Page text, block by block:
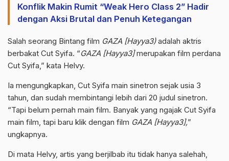
Konflik Makin Rumit “Weak Hero Class 2” Hadir
dengan Aksi Brutal dan Penuh Ketegangan
Salah seorang Bintang film GAZA [Hayya3)adalah aktris
berbakat Cut Syifa. “GAZA [Hayya3]merupakan film perdana
Cut Syifa,” kata Helvy.
Ia mengungkapkan, Cut Syifa main sinetron sejak usia 3
tahun, dan sudah membintangi lebih dari 20 judul sinetron.
“Tapi belum pernah main film. Banyak yang ngajak Cut Syifa
main film, tapi baru klik dengan film GAZA [Hayya3],”
ungkapnya.
Di mata Helvy, artis yang berjilbab itu tidak hanya salehah,